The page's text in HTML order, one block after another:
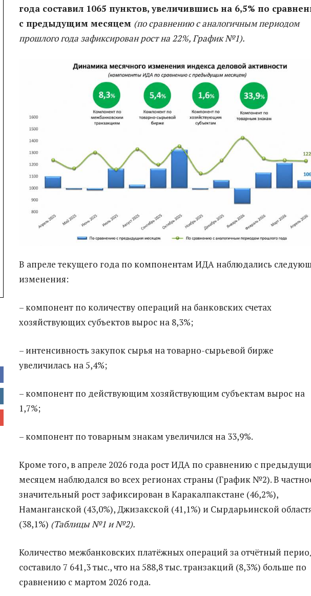
года составил 1065 пунктов, увеличившись на 6,5% по
с предыдущим месяцем (по сравнению с аналогичным периодом
прошлого года зафиксирован рост на 22%, График №1).
В апреле текущего года по компонентам ИДА наблюдались
изменения:
– компонент по количеству операций на банковских счетах
хозяйствующих субъектов вырос на 8,3%;
– интенсивность закупок сырья на товарно-сырьевой бирже
увеличилась на 5,4%;
– компонент по действующим хозяйствующим субъектам вырос на
1,7%;
– компонент по товарным знакам увеличился на 33,9%.
Кроме того, в апреле 2026 года рост ИДА по сравнению с
месяцем наблюдался во всех регионах страны (График №2). В
значительный рост зафиксирован в Каракалпакстане (46,2%),
Наманганской (43,0%), Джизакской (41,1%) и Сырдарьинской
(38,1%) (Таблицы №1 и №2).
Количество межбанковских платёжных операций за отчётный
составило 7 641,3 тыс., что на 588,8 тыс. транзакций (8,3%) больше по
сравнению с мартом 2026 года.